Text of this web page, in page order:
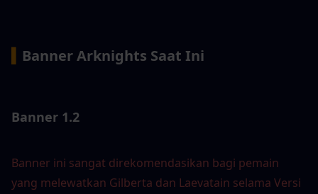
Banner Arknights Saat Ini
Banner 1.2
Banner ini sangat direkomendasikan bagi pemain
yang melewatkan Gilberta dan Laevatain selama Versi